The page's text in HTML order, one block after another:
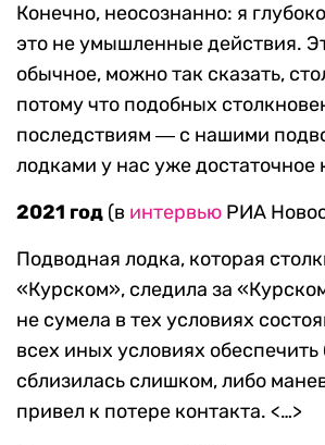
Конечно, неосознанно: я
это не умышленные действия.
обычное, можно так сказать,
потому что подобных
последствиям ― с нашими
лодками у нас уже достаточное
2021 год (в интервью РИА
Подводная лодка, которая
«Курском», следила за
не сумела в тех условиях
всех иных условиях обеспечить
сблизилась слишком, либо
привел к потере контакта. <…>